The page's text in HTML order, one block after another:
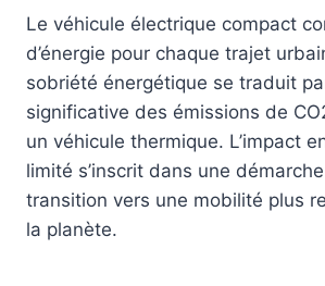
Le véhicule électrique compact
d’énergie pour chaque trajet
sobriété énergétique se traduit
significative des émissions de
un véhicule thermique. L’impact
limité s’inscrit dans une
transition vers une mobilité plus
la planète.